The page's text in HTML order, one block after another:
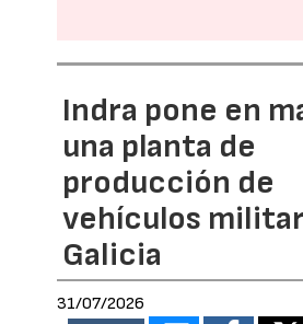
Indra pone en
una planta de
producción de
vehículos
Galicia
31/07/2026